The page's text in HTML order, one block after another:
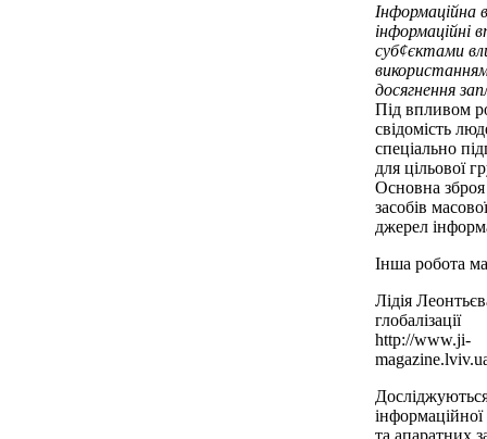
Інформаційна
інформаційні
суб¢єктами
використанням
досягнення
Під впливом
свідомість
спеціально
для цільової
Основна
засобів
джерел
Інша робота
Лідія
глобалізації
http://www.ji-
та апаратних